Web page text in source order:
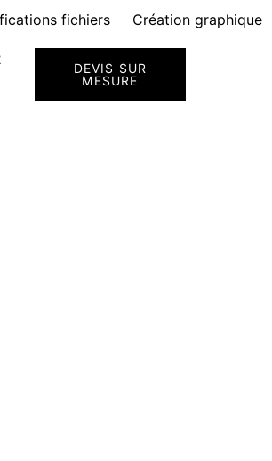
fichiers Création graphique
DEVIS SUR
MESURE